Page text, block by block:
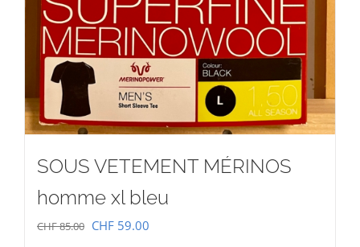
SOUS VETEMENT MÉRINOS
homme xl bleu
CHF85.00 Le
CHF 59.00